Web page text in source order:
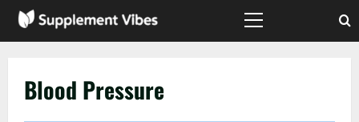
Saltar
Menú
Blood Pressure